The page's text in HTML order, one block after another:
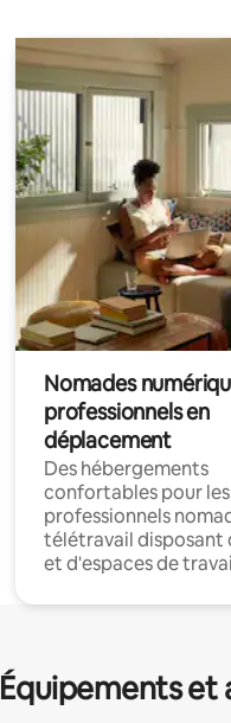
Nomades
professionnels en
déplacement
Des hébergements
confortables pour les
professionnels
télétravail disposant
et d'espaces de
Équipements et